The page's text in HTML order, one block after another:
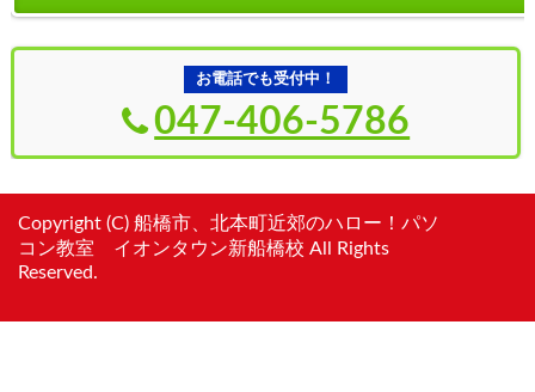
お電話でも受付中！
047-406-5786
Copyright (C) 船橋市、北本町近郊のハロー！パソ
コン教室 イオンタウン新船橋校 All Rights
Reserved.